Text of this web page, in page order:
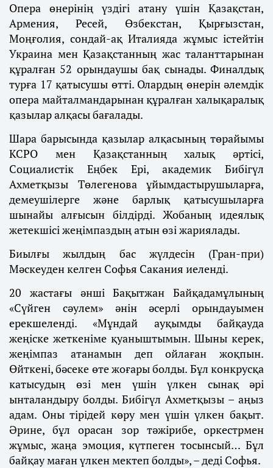
Опера өнерінің үздігі атану үшін Қазақстан,
Армения, Ресей, Өзбекстан, Қырғызстан,
Моңғолия, сондай-ақ Италияда жұмыс істейтін
Украина мен Қазақстанның жас таланттарынан
құралған 52 орындаушы бақ сынады. Финалдық
турға 17 қатысушы өтті. Олардың өнерін әлемдік
опера майталмандарынан құралған халықаралық
қазылар алқасы бағалады.
Шара барысында қазылар алқасының төрайымы
КСРО мен Қазақстанның халық әртісі,
Социалистік Еңбек Ері, академик Бибігүл
Ахметқызы Төлегенова ұйымдастырушыларға,
демеушілерге және барлық қатысушыларға
шынайы алғысын білдірді. Жобаның идеялық
жетекшісі жеңімпаздың атын өзі жариялады.
Биылғы жылдың бас жүлдесін (Гран-при)
Мәскеуден келген Софья Сакания иеленді.
20 жастағы әнші Бақытжан Байқадамұлының
«Сүйген сәулем» әнін әсерлі орындауымен
ерекшеленді. «Мұндай ауқымды байқауда
жеңіске жеткеніме қуаныштымын. Шыны керек,
жеңімпаз атанамын деп ойлаған жоқпын.
Өйткені, бәсеке өте жоғары болды. Бұл конкрусқа
катысудың өзі мен үшін үлкен сынақ әрі
ынталандыру болды. Бибігүл Ахметқызы – аңыз
адам. Оны тірідей көру мен үшін үлкен бақыт.
Әрине, бұл орасан зор тәжірибе, оркестрмен
жұмыс, жаңа эмоция, күтпеген тосынсый… Бұл
байқау маған үлкен мектеп болды», – деді Софья.